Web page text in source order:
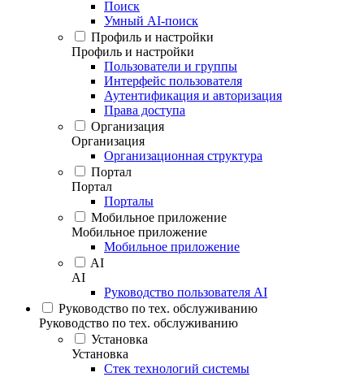
Поиск
Умный AI-поиск
Профиль и настройки
Профиль и настройки
Пользователи и группы
Интерфейс пользователя
Аутентификация и авторизация
Права доступа
Организация
Организация
Организационная структура
Портал
Портал
Порталы
Мобильное приложение
Мобильное приложение
Мобильное приложение
AI
AI
Руководство пользователя AI
Руководство по тех. обслуживанию
Руководство по тех. обслуживанию
Установка
Установка
Стек технологий системы